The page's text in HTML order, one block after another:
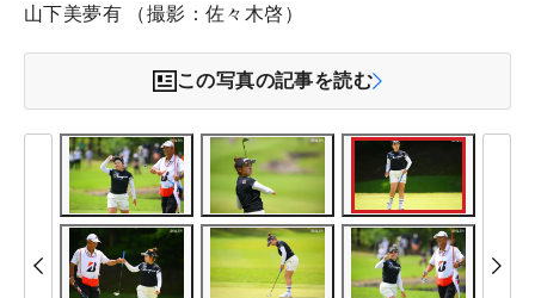
山下美夢有 （撮影：佐々木啓）
この写真の記事を読む